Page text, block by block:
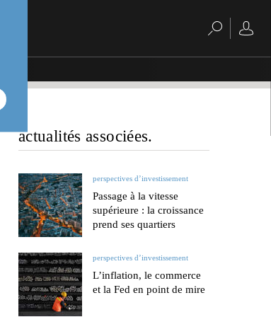
actualités associées.
perspectives d’investissement
Passage à la vitesse
supérieure : la croissance
prend ses quartiers
perspectives d’investissement
L’inflation, le commerce
et la Fed en point de mire